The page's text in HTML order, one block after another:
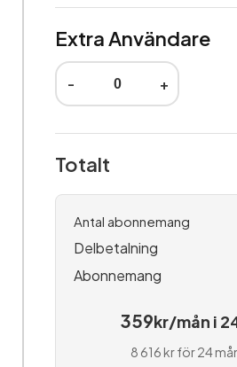
Extra Användare
- +
Totalt
Antal abonnemang
Delbetalning
Abonnemang
359kr/mån i
8 616 kr för 24